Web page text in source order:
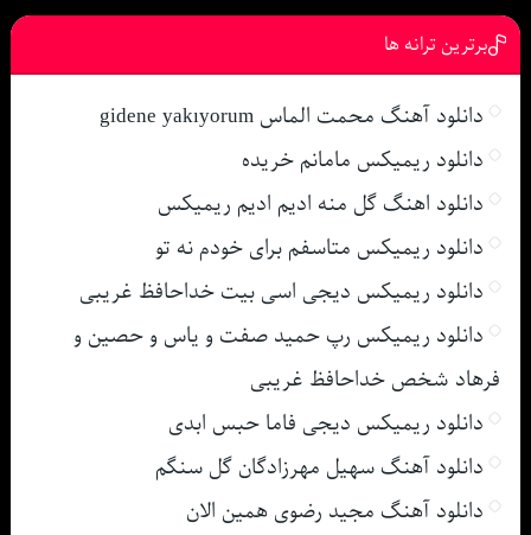
برترین ترانه ها
دانلود آهنگ محمت الماس gidene yakıyorum
دانلود ریمیکس مامانم خریده
دانلود اهنگ گل منه ادیم ادیم ریمیکس
دانلود ریمیکس متاسفم برای خودم نه تو
دانلود ریمیکس دیجی اسی بیت خداحافظ غریبی
دانلود ریمیکس رپ حمید صفت و یاس و حصین و
فرهاد شخص خداحافظ غریبی
دانلود ریمیکس دیجی فاما حبس ابدی
دانلود آهنگ سهیل مهرزادگان گل سنگم
دانلود آهنگ مجید رضوی همین الان